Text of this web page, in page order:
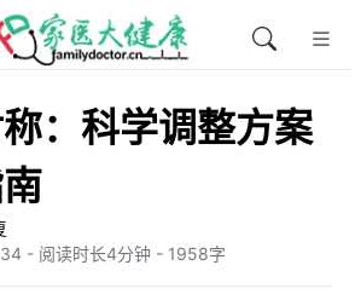
：科学调整方案
- 阅读时长4分钟 - 1958字